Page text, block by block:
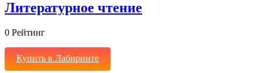
Литературное чтение
0 Рейтинг
Купить в Лабиринте